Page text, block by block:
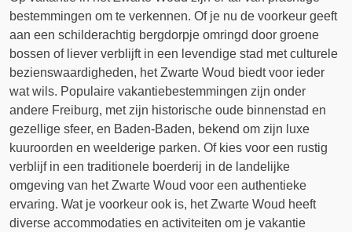
bestemmingen om te verkennen. Of je nu de voorkeur geeft
aan een schilderachtig bergdorpje omringd door groene
bossen of liever verblijft in een levendige stad met culturele
bezienswaardigheden, het Zwarte Woud biedt voor ieder
wat wils. Populaire vakantiebestemmingen zijn onder
andere Freiburg, met zijn historische oude binnenstad en
gezellige sfeer, en Baden-Baden, bekend om zijn luxe
kuuroorden en weelderige parken. Of kies voor een rustig
verblijf in een traditionele boerderij in de landelijke
omgeving van het Zwarte Woud voor een authentieke
ervaring. Wat je voorkeur ook is, het Zwarte Woud heeft
diverse accommodaties en activiteiten om je vakantie